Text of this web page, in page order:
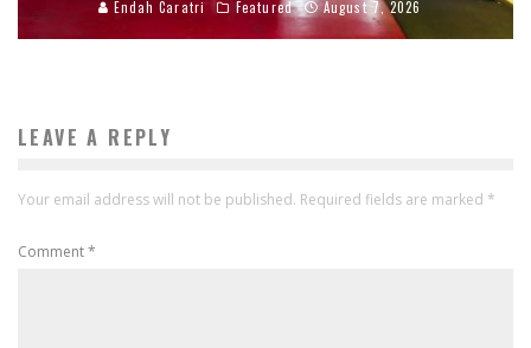
Endah Caratri Featured August 7, 2026
LEAVE A REPLY
Your email address will not be published. Required fields are marked *
Comment*